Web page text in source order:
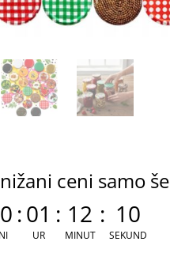
ceni samo še
:01
UR
: 12
MINUT
: 09
SEKUND